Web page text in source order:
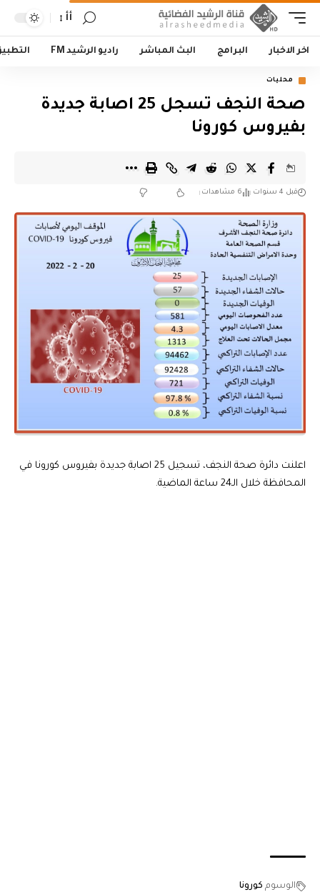
أأ
اخر الاخبار البرامج البث المباشر راديو الرشيد FM
محليات
صحة النجف تسجل 25 اصابة جديدة
بفيروس كورونا
قبل 4 سنوات 6 مشاهدات
اعلنت دائرة صحة النجف، تسجيل 25 اصابة جديدة بفيروس كورونا في
المحافظة خلال الـ24 ساعة الماضية.
الوسوم كورونا